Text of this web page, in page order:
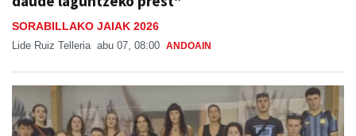
SORABILLAKO JAIAK 2026
Lide Ruiz Telleria abu 07, 08:00 ANDOAIN